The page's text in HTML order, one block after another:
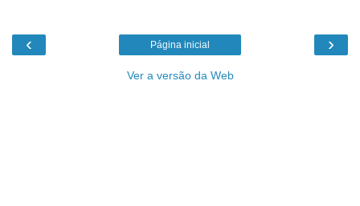
‹ ›
Página inicial
Ver a versão da Web